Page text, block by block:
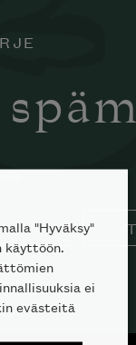
"Hyväksy"
käyttöön.
ei
evästeitä